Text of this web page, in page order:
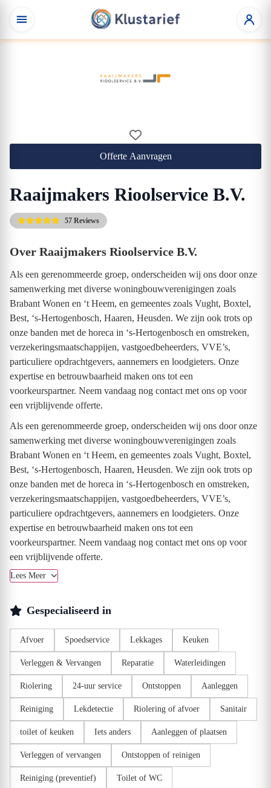
Offerte Aanvragen
Raaijmakers Rioolservice B.V.
57 Reviews
Over Raaijmakers Rioolservice B.V.
Als een gerenommeerde groep, onderscheiden wij ons door onze
samenwerking met diverse woningbouwverenigingen zoals
Brabant Wonen en ‘t Heem, en gemeentes zoals Vught, Boxtel,
Best, ‘s-Hertogenbosch, Haaren, Heusden. We zijn ook trots op
onze banden met de horeca in ‘s-Hertogenbosch en omstreken,
verzekeringsmaatschappijen, vastgoedbeheerders, VVE’s,
particuliere opdrachtgevers, aannemers en loodgieters. Onze
expertise en betrouwbaarheid maken ons tot een
voorkeurspartner. Neem vandaag nog contact met ons op voor
een vrijblijvende offerte.
Als een gerenommeerde groep, onderscheiden wij ons door onze
samenwerking met diverse woningbouwverenigingen zoals
Brabant Wonen en ‘t Heem, en gemeentes zoals Vught, Boxtel,
Best, ‘s-Hertogenbosch, Haaren, Heusden. We zijn ook trots op
onze banden met de horeca in ‘s-Hertogenbosch en omstreken,
verzekeringsmaatschappijen, vastgoedbeheerders, VVE’s,
particuliere opdrachtgevers, aannemers en loodgieters. Onze
expertise en betrouwbaarheid maken ons tot een
voorkeurspartner. Neem vandaag nog contact met ons op voor
een vrijblijvende offerte.
Lees Meer
Gespecialiseerd in
Afvoer Spoedservice Lekkages Keuken
Verleggen & Vervangen Reparatie Waterleidingen
Riolering 24-uur service Ontstoppen Aanleggen
Reiniging Lekdetectie Riolering of afvoer Sanitair
toilet of keuken Iets anders Aanleggen of plaatsen
Verleggen of vervangen Ontstoppen of reinigen
Reiniging (preventief) Toilet of WC